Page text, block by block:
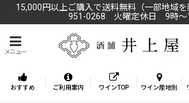
15,000円以上ご購入で送料無料（一部地
951-0268 火曜定休日 9時～
メニュー
おすすめ ご利用案内 ワインTOP ワイン産地別